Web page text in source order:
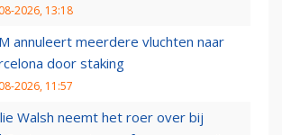
2026, 13:18
annuleert meerdere vluchten naar
door staking
2026, 11:57
Walsh neemt het roer over bij